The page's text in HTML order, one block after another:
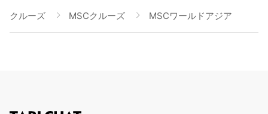
クルーズ MSCクルーズ MSCワールドアジア